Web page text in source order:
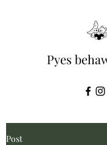
Pyes
Post